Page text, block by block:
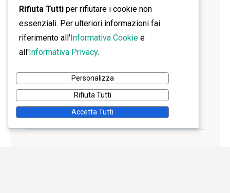
Rifiuta Tutti per rifiutare i cookie non
essenziali. Per ulteriori informazioni fai
riferimento all'Informativa Cookie e
all'Informativa Privacy.
Personalizza
Rifiuta Tutti
Accetta Tutti